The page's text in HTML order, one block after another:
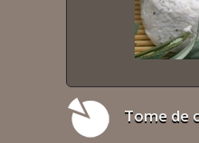
Tome de